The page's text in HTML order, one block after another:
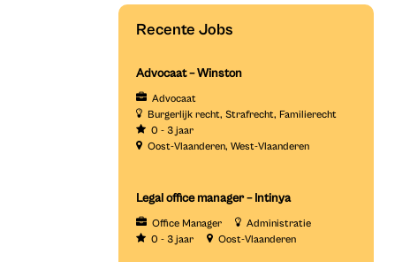
Recente Jobs
Advocaat – Winston
Advocaat
Burgerlijk recht Strafrecht Familierecht
0 - 3 jaar
Oost-Vlaanderen West-Vlaanderen
Legal office manager – Intinya
Office Manager
Administratie
0 - 3 jaar
Oost-Vlaanderen